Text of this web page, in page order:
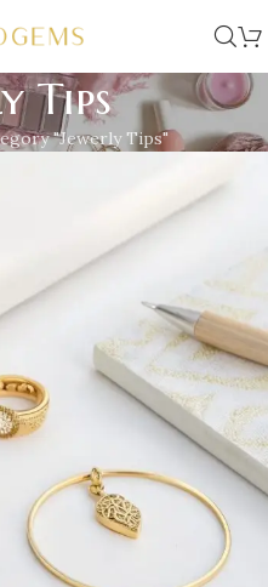
Tips
"Jewerly Tips"